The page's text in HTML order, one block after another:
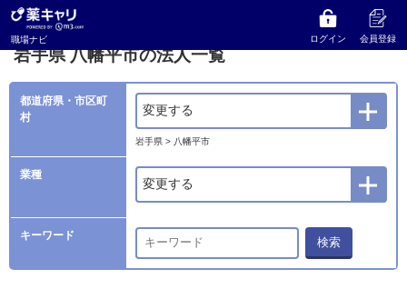
職場ナビ ログイン 会員登録
薬キャリ 職場ナビ 八幡平市の法人一覧
岩手県 八幡平市の法人一覧
都道府県・市区町
村
変更する
岩手県 > 八幡平市
業種
変更する
キーワード 検索